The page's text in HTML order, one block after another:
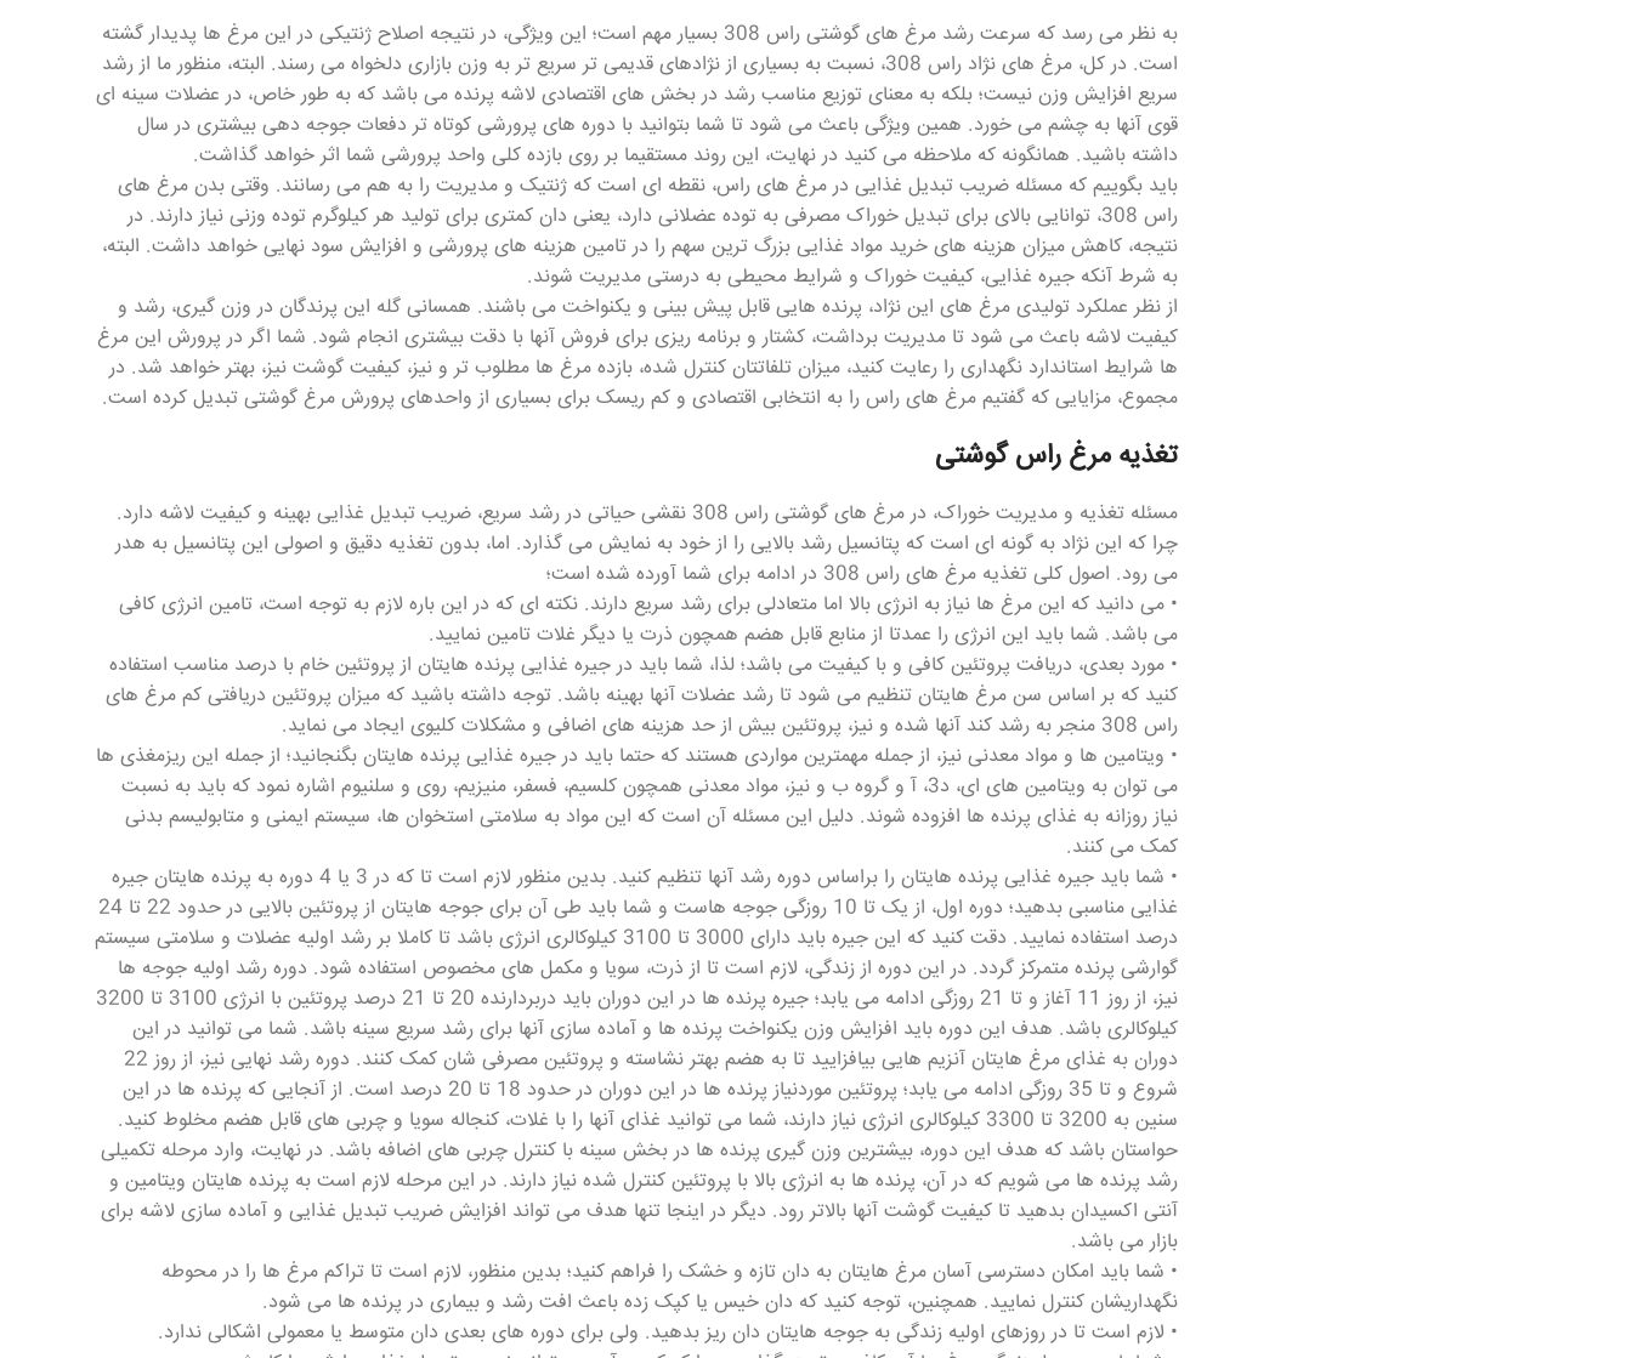
به نظر می رسد که سرعت رشد مرغ های گوشتی راس 308 بسیار مهم است؛ این ویژگی، در نتیجه اصلاح ژنتیکی در این مرغ ها پدیدار گشته
است. در کل، مرغ های نژاد راس 308، نسبت به بسیاری از نژادهای قدیمی تر سریع تر به وزن بازاری دلخواه می رسند. البته، منظور ما از رشد
سریع افزایش وزن نیست؛ بلکه به معنای توزیع مناسب رشد در بخش های اقتصادی لاشه پرنده می باشد که به طور خاص، در عضلات سینه ای
قوی آنها به چشم می خورد. همین ویژگی باعث می شود تا شما بتوانید با دوره های پرورشی کوتاه تر دفعات جوجه دهی بیشتری در سال
داشته باشید. همانگونه که ملاحظه می کنید در نهایت، این روند مستقیما بر روی بازده کلی واحد پرورشی شما اثر خواهد گذاشت.
باید بگوییم که مسئله ضریب تبدیل غذایی در مرغ های راس، نقطه ای است که ژنتیک و مدیریت را به هم می رسانند. وقتی بدن مرغ های
راس 308، توانایی بالای برای تبدیل خوراک مصرفی به توده عضلانی دارد، یعنی دان کمتری برای تولید هر کیلوگرم توده وزنی نیاز دارند. در
نتیجه، کاهش میزان هزینه های خرید مواد غذایی بزرگ ترین سهم را در تامین هزینه های پرورشی و افزایش سود نهایی خواهد داشت. البته،
به شرط آنکه جیره غذایی، کیفیت خوراک و شرایط محیطی به درستی مدیریت شوند.
از نظر عملکرد تولیدی مرغ های این نژاد، پرنده هایی قابل پیش بینی و یکنواخت می باشند. همسانی گله این پرندگان در وزن گیری، رشد و
کیفیت لاشه باعث می شود تا مدیریت برداشت، کشتار و برنامه ریزی برای فروش آنها با دقت بیشتری انجام شود. شما اگر در پرورش این مرغ
ها شرایط استاندارد نگهداری را رعایت کنید، میزان تلفاتتان کنترل شده، بازده مرغ ها مطلوب تر و نیز، کیفیت گوشت نیز، بهتر خواهد شد. در
مجموع، مزایایی که گفتیم مرغ های راس را به انتخابی اقتصادی و کم ریسک برای بسیاری از واحدهای پرورش مرغ گوشتی تبدیل کرده است.
تغذیه مرغ راس گوشتی
مسئله تغذیه و مدیریت خوراک، در مرغ های گوشتی راس 308 نقشی حیاتی در رشد سریع، ضریب تبدیل غذایی بهینه و کیفیت لاشه دارد.
چرا که این نژاد به گونه ای است که پتانسیل رشد بالایی را از خود به نمایش می گذارد. اما، بدون تغذیه دقیق و اصولی این پتانسیل به هدر
می رود. اصول کلی تغذیه مرغ های راس 308 در ادامه برای شما آورده شده است؛
• می دانید که این مرغ ها نیاز به انرژی بالا اما متعادلی برای رشد سریع دارند. نکته ای که در این باره لازم به توجه است، تامین انرژی کافی
می باشد. شما باید این انرژی را عمدتا از منابع قابل هضم همچون ذرت یا دیگر غلات تامین نمایید.
• مورد بعدی، دریافت پروتئین کافی و با کیفیت می باشد؛ لذا، شما باید در جیره غذایی پرنده هایتان از پروتئین خام با درصد مناسب استفاده
کنید که بر اساس سن مرغ هایتان تنظیم می شود تا رشد عضلات آنها بهینه باشد. توجه داشته باشید که میزان پروتئین دریافتی کم مرغ های
راس 308 منجر به رشد کند آنها شده و نیز، پروتئین بیش از حد هزینه های اضافی و مشکلات کلیوی ایجاد می نماید.
• ویتامین ها و مواد معدنی نیز، از جمله مهمترین مواردی هستند که حتما باید در جیره غذایی پرنده هایتان بگنجانید؛ از جمله این ریزمغذی ها
می توان به ویتامین های ای، د3، آ و گروه ب و نیز، مواد معدنی همچون کلسیم، فسفر، منیزیم، روی و سلنیوم اشاره نمود که باید به نسبت
نیاز روزانه به غذای پرنده ها افزوده شوند. دلیل این مسئله آن است که این مواد به سلامتی استخوان ها، سیستم ایمنی و متابولیسم بدنی
کمک می کنند.
• شما باید جیره غذایی پرنده هایتان را براساس دوره رشد آنها تنظیم کنید. بدین منظور لازم است تا که در 3 یا 4 دوره به پرنده هایتان جیره
غذایی مناسبی بدهید؛ دوره اول، از یک تا 10 روزگی جوجه هاست و شما باید طی آن برای جوجه هایتان از پروتئین بالایی در حدود 22 تا 24
درصد استفاده نمایید. دقت کنید که این جیره باید دارای 3000 تا 3100 کیلوکالری انرژی باشد تا کاملا بر رشد اولیه عضلات و سلامتی سیستم
گوارشی پرنده متمرکز گردد. در این دوره از زندگی، لازم است تا از ذرت، سویا و مکمل های مخصوص استفاده شود. دوره رشد اولیه جوجه ها
نیز، از روز 11 آغاز و تا 21 روزگی ادامه می یابد؛ جیره پرنده ها در این دوران باید دربردارنده 20 تا 21 درصد پروتئین با انرژی 3100 تا 3200
کیلوکالری باشد. هدف این دوره باید افزایش وزن یکنواخت پرنده ها و آماده سازی آنها برای رشد سریع سینه باشد. شما می توانید در این
دوران به غذای مرغ هایتان آنزیم هایی بیافزایید تا به هضم بهتر نشاسته و پروتئین مصرفی شان کمک کنند. دوره رشد نهایی نیز، از روز 22
شروع و تا 35 روزگی ادامه می یابد؛ پروتئین موردنیاز پرنده ها در این دوران در حدود 18 تا 20 درصد است. از آنجایی که پرنده ها در این
سنین به 3200 تا 3300 کیلوکالری انرژی نیاز دارند، شما می توانید غذای آنها را با غلات، کنجاله سویا و چربی های قابل هضم مخلوط کنید.
حواستان باشد که هدف این دوره، بیشترین وزن گیری پرنده ها در بخش سینه با کنترل چربی های اضافه باشد. در نهایت، وارد مرحله تکمیلی
رشد پرنده ها می شویم که در آن، پرنده ها به انرژی بالا با پروتئین کنترل شده نیاز دارند. در این مرحله لازم است به پرنده هایتان ویتامین و
آنتی اکسیدان بدهید تا کیفیت گوشت آنها بالاتر رود. دیگر در اینجا تنها هدف می تواند افزایش ضریب تبدیل غذایی و آماده سازی لاشه برای
بازار می باشد.
• شما باید امکان دسترسی آسان مرغ هایتان به دان تازه و خشک را فراهم کنید؛ بدین منظور، لازم است تا تراکم مرغ ها را در محوطه
نگهداریشان کنترل نمایید. همچنین، توجه کنید که دان خیس یا کپک زده باعث افت رشد و بیماری در پرنده ها می شود.
• لازم است تا در روزهای اولیه زندگی به جوجه هایتان دان ریز بدهید. ولی برای دوره های بعدی دان متوسط یا معمولی اشکالی ندارد.